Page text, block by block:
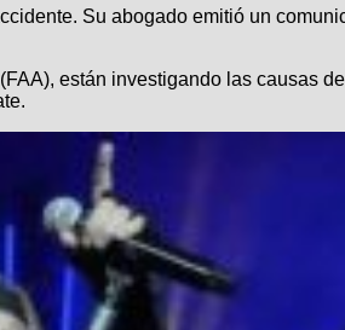
Su abogado emitió un
están investigando las causas